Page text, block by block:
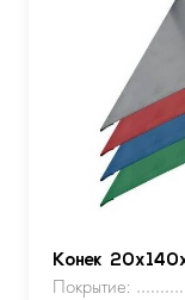
Конек
Покрытие: